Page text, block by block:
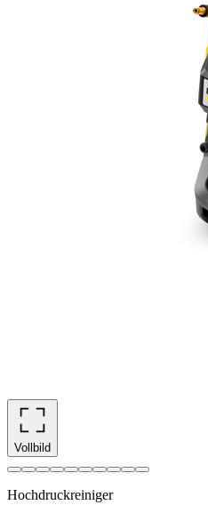
Vollbild
Hochdruckreiniger